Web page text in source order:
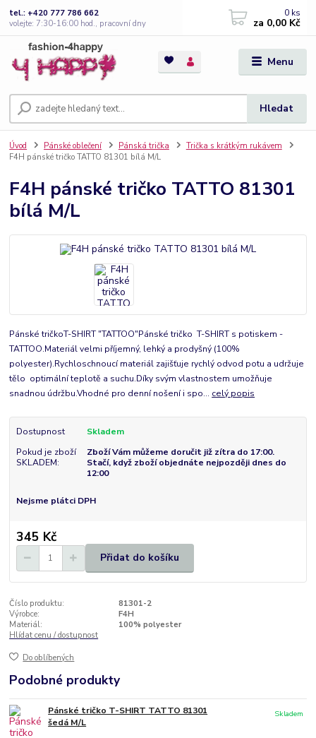
Menu
Hledat
tel.: +420 777 786 662
volejte: 7:30-16:00 hod., pracovní dny
0 ks
za 0,00 Kč
Úvod Pánské oblečení Pánská trička
Trička s krátkým rukávem
F4H pánské tričko TATTO 81301 bílá M/L
F4H pánské tričko TATTO 81301
bílá M/L
Pánské tričkoT-SHIRT "TATTOO"Pánské tričko T-SHIRT s potiskem -
TATTOO.Materiál velmi příjemný, lehký a prodyšný (100%
polyester).Rychloschnoucí materiál zajišťuje rychlý odvod potu a udržuje
tělo optimální teplotě a suchu.Díky svým vlastnostem umožňuje
snadnou údržbu.Vhodné pro denní nošení i spo... celý popis
Dostupnost
Skladem
Pokud je zboží
SKLADEM:
Zboží Vám můžeme doručit již zítra do 17:00.
Stačí, když zboží objednáte nejpozději dnes do
12:00
Nejsme plátci DPH
345 Kč
Přidat do košíku
Číslo produktu:
81301-2
Výrobce:
F4H
Materiál:
100% polyester
Hlídat cenu / dostupnost
Do oblíbených
Podobné produkty
Pánské tričko T-SHIRT TATTO 81301
šedá M/L
Skladem